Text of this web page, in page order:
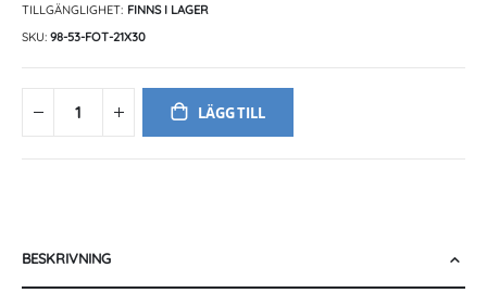
TILLGÄNGLIGHET: FINNS I LAGER
SKU 98-53-FOT-21X30
LÄGG TILL
BESKRIVNING